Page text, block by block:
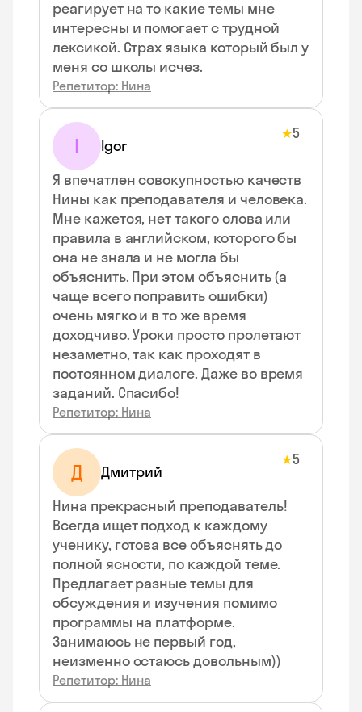
реагирует на то какие темы мне
интересны и помогает с трудной
лексикой. Страх языка который был у
меня со школы исчез.
Репетитор: Нина
I Igor
★5
Я впечатлен совокупностью качеств
Нины как преподавателя и человека.
Мне кажется, нет такого слова или
правила в английском, которого бы
она не знала и не могла бы
объяснить. При этом объяснить (а
чаще всего поправить ошибки)
очень мягко и в то же время
доходчиво. Уроки просто пролетают
незаметно, так как проходят в
постоянном диалоге. Даже во время
заданий. Спасибо!
Репетитор: Нина
Д Дмитрий
★5
Нина прекрасный преподаватель!
Всегда ищет подход к каждому
ученику, готова все объяснять до
полной ясности, по каждой теме.
Предлагает разные темы для
обсуждения и изучения помимо
программы на платформе.
Занимаюсь не первый год,
неизменно остаюсь довольным))
Репетитор: Нина